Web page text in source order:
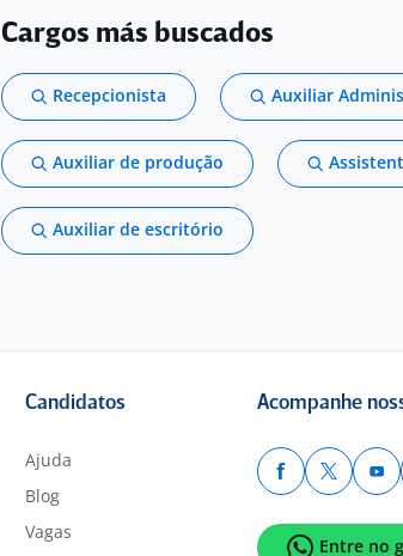
Cargos más buscados
Recepcionista Auxiliar
Auxiliar de produção
Auxiliar de escritório
Candidatos
Ajuda
Blog
Vagas
Acompanhe
Entre no